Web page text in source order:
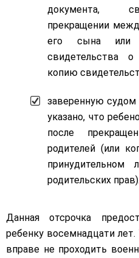
документа,
прекращении
его сына или
свидетельства
копию
заверенную
указано, что
после
родителей (или
родительских прав).
Данная отсрочка
ребенку восемнадцати
вправе не проходить